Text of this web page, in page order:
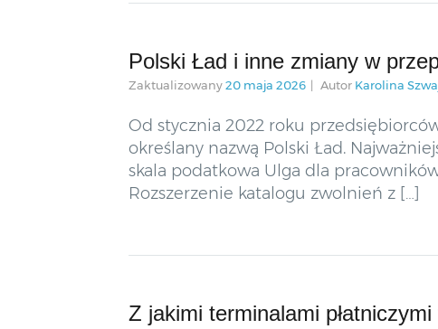
Polski Ład i inne zmiany w
Zaktualizowany20 maja 2026 Autor Karolina
Od stycznia 2022 roku
określany nazwą Polski Ład.
skala podatkowa Ulga dla
Rozszerzenie katalogu zwolnień z […]
Z jakimi terminalami